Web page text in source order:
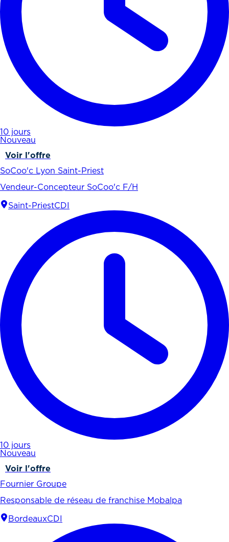
10 jours
Nouveau
Voir l'offre
SoCoo'c Lyon Saint-Priest
Vendeur-Concepteur SoCoo'c F/H
Saint-PriestCDI
10 jours
Nouveau
Voir l'offre
Fournier Groupe
Responsable de réseau de franchise Mobalpa
BordeauxCDI